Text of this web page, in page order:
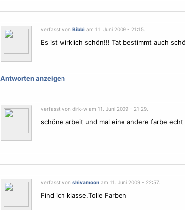
verfasst von Bibbi am 11. Juni 2009 - 21:15.
Es ist wirklich schön!!! Tat bestimmt auch
Antworten anzeigen
verfasst von dirk-w am 11. Juni 2009 - 21:29.
schöne arbeit und mal eine andere farbe
verfasst von shivamoonam 11. Juni 2009 - 22:57.
Find ich klasse.Tolle Farben